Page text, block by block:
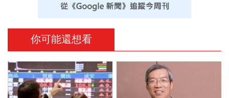
你可能還想看